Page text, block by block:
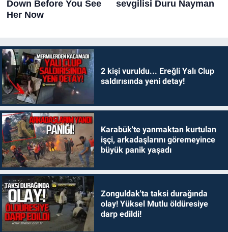
2 kişi vuruldu... Ereğli Yalı Clup
saldırısında yeni detay!
Karabük'te yanmaktan kurtulan
işçi, arkadaşlarını göremeyince
büyük panik yaşadı
Zonguldak'ta taksi durağında
olay! Yüksel Mutlu öldüresiye
darp edildi!